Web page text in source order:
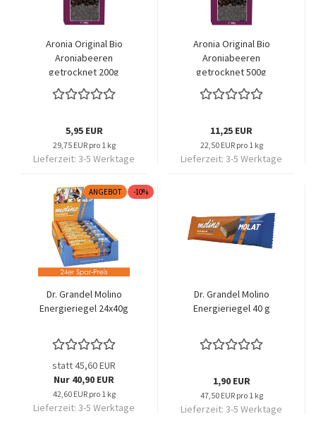
Aronia Original Bio
Aroniabeeren
getrocknet 200g
5,95 EUR
29,75 EUR pro 1 kg
Lieferzeit: 3-5 Werktage
Aronia Original Bio
Aroniabeeren
getrocknet 500g
11,25 EUR
22,50 EUR pro 1 kg
Lieferzeit: 3-5 Werktage
ANGEBOT -10%
Dr. Grandel Molino
Energieriegel 24x40g
statt 45,60 EUR
Nur 40,90 EUR
42,60 EUR pro 1 kg
Lieferzeit: 3-5 Werktage
Dr. Grandel Molino
Energieriegel 40 g
1,90 EUR
47,50 EUR pro 1 kg
Lieferzeit: 3-5 Werktage